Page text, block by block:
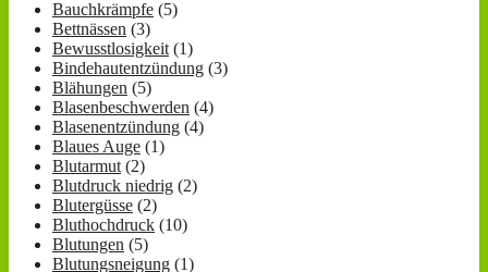
Bauchkrämpfe (5)
Bettnässen (3)
Bewusstlosigkeit(1)
Bindehautentzündung (3)
Blähungen (5)
Blasenbeschwerden (4)
Blasenentzündung (4)
Blaues Auge (1)
Blutarmut(2)
Blutdruck niedrig (2)
Blutergüsse (2)
Bluthochdruck (10)
Blutungen (5)
Blutungsneigung (1)